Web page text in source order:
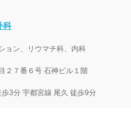
科
ョン、リウマチ科、内科
２７番６号 石神ビル１階
3分 宇都宮線 尾久 徒歩9分